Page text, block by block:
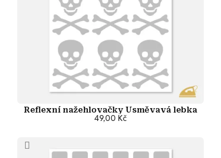
Reflexní nažehlovačky Usměvavá lebka
49,00 Kč
Přidat do košíku